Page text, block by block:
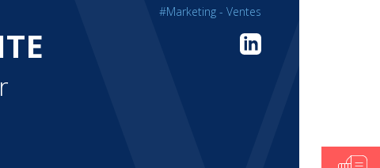
#Marketing - Ventes